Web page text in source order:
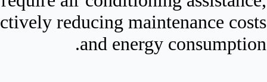
reducing maintenance costs
and energy consumption.